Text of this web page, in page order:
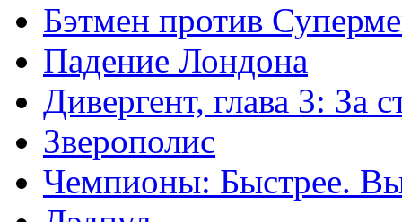
Бэтмен против
Падение Лондона
Дивергент, глава 3: За
Зверополис
Чемпионы: Быстрее.